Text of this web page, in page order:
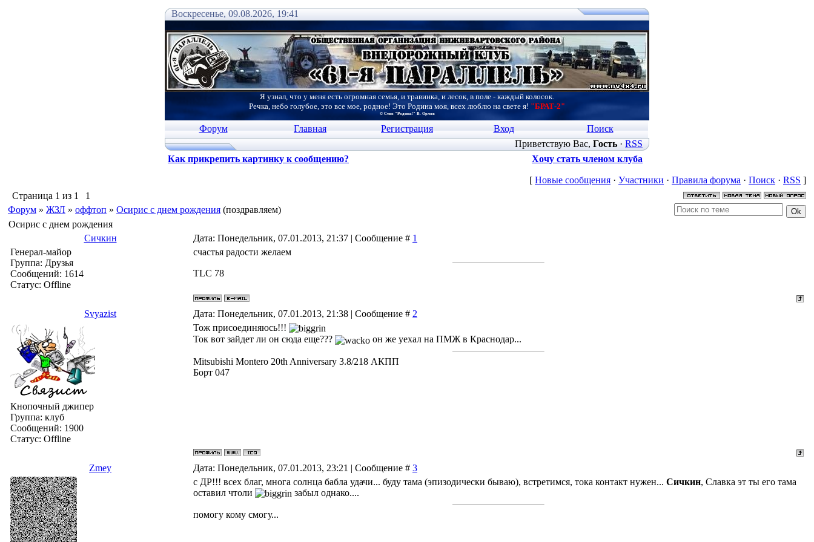
Воскресенье, 09.08.2026, 19:41
Я узнал, что у меня есть огромная семья, и травинка, и лесок, в поле - каждый колосок.
Речка, небо голубое, это все мое, родное! Это Родина моя, всех люблю на свете я! "БРАТ-2"
© Стих "Родина!" В. Орлов
Форум Главная Регистрация Вход
Поиск
Приветствую Вас, Гость· RSS
Как прикрепить картинку к сообщению?
Хочу стать членом клуба
[ Новые сообщения · Участники · Правила форума · Поиск · RSS ]
Страница 1 из 1
1
Форум » ЖЗЛ » оффтоп » Осирис с днем рождения (поздравляем)
Осирис с днем рождения
Сичкин
Дата: Понедельник, 07.01.2013, 21:37 | Сообщение # 1
Генерал-майор
Группа: Друзья
Сообщений: 1614
Статус: Offline
счастья радости желаем
TLC 78
Svyazist Дата: Понедельник, 07.01.2013, 21:38 | Сообщение # 2
Кнопочный джипер
Группа: клуб
Сообщений: 1900
Статус: Offline
Тож присоединяюсь!!!
Ток вот зайдет ли он сюда еще???
он же уехал на ПМЖ в Краснодар...
Mitsubishi Montero 20th Anniversary 3.8/218 АКПП
Борт 047
Zmey Дата: Понедельник, 07.01.2013, 23:21 | Сообщение # 3
с ДР!!! всех благ, многа солнца бабла удачи... буду тама (эпизодически бываю), встретимся, тока контакт нужен... Сичкин, Славка эт ты его тама
оставил чтоли
забыл однако....
помогу кому смогу...